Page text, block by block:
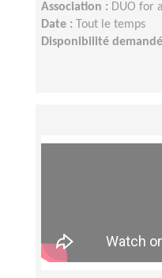
Association : DUO for
Date :
Tout le temps
Disponibilité